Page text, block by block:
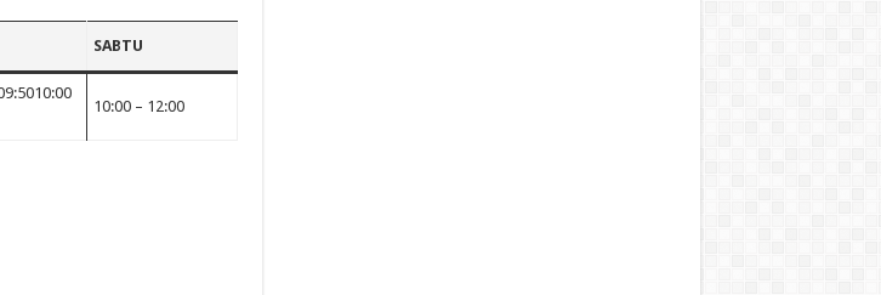
SABTU
10:00 – 12:00